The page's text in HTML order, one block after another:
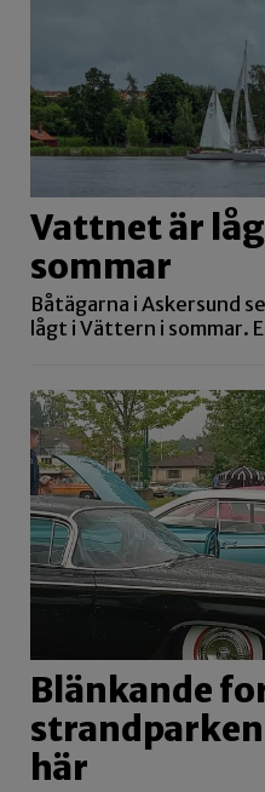
Vattnet är
sommar
Båtägarna i Askersund
lågt i Vättern i sommar.
Blänkande
här